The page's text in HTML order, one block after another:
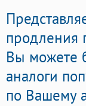
продления
Вы можете
аналоги
по Вашему